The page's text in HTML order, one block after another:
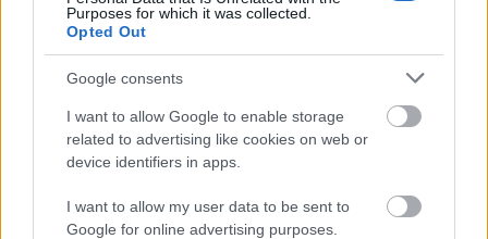
Purposes for which it was collected.
Opted Out
Google consents
I want to allow Google to enable storage
related to advertising like cookies on web or
device identifiers in apps.
I want to allow my user data to be sent to
Google for online advertising purposes.
μέρες
Μάθε πρώτος όλες τις σημαντικές
ειδήσεις.
Βάλε το proson.gr στα αποτελέσματα
αναζήτησης της Google